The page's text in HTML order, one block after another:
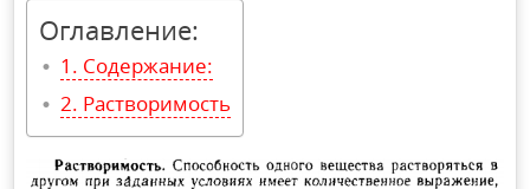
Оглавление:
Содержание:
Растворимость